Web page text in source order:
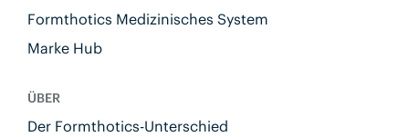
Formthotics Medizinisches System
Marke Hub
ÜBER
Der Formthotics-Unterschied